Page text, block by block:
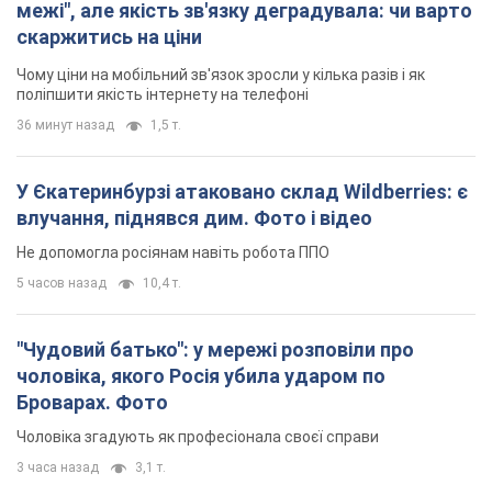
межі", але якість зв'язку деградувала: чи варто
скаржитись на ціни
Чому ціни на мобільний зв'язок зросли у кілька разів і як
поліпшити якість інтернету на телефоні
36 минут назад 1,5 т.
У Єкатеринбурзі атаковано склад Wildberries: є
влучання, піднявся дим. Фото і відео
Не допомогла росіянам навіть робота ППО
5 часов назад 10,4 т.
"Чудовий батько": у мережі розповіли про
чоловіка, якого Росія убила ударом по
Броварах. Фото
Чоловіка згадують як професіонала своєї справи
3 часа назад 3,1 т.